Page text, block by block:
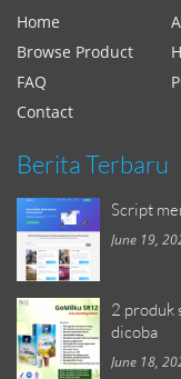
Home
Browse Product
FAQ
Contact
Berita Terbaru
Script
June 19,
2 produk
dicoba
June 18,